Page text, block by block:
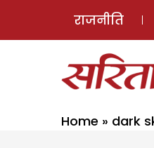
राजनीति
Home » dark